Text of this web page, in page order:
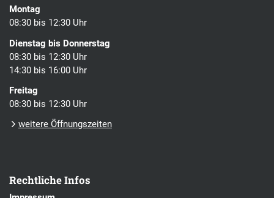
Montag
08:30 bis 12:30 Uhr
Dienstag bis Donnerstag
08:30 bis 12:30 Uhr
14:30 bis 16:00 Uhr
Freitag
08:30 bis 12:30 Uhr
weitere Öffnungszeiten
Rechtliche Infos